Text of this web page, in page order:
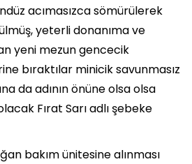
acımasızca sömürülerek
yeterli donanıma ve
yeni mezun gencecik
bıraktılar minicik savunmasız
da adının önüne olsa olsa
Fırat Sarı adlı şebeke
bakım ünitesine alınması